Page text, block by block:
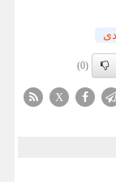
(0)
X